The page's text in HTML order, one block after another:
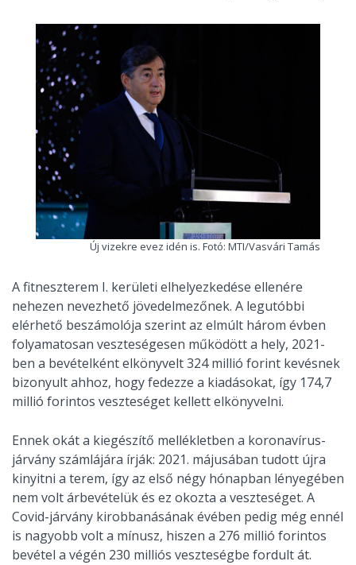
Új vizekre evez idén is. Fotó: MTI/Vasvári Tamás
A fitneszterem I. kerületi elhelyezkedése ellenére
nehezen nevezhető jövedelmezőnek. A legutóbbi
elérhető beszámolója szerint az elmúlt három évben
folyamatosan veszteségesen működött a hely, 2021-
ben a bevételként elkönyvelt 324 millió forint kevésnek
bizonyult ahhoz, hogy fedezze a kiadásokat, így 174,7
millió forintos veszteséget kellett elkönyvelni.
Ennek okát a kiegészítő mellékletben a koronavírus-
járvány számlájára írják: 2021. májusában tudott újra
kinyitni a terem, így az első négy hónapban lényegében
nem volt árbevételük és ez okozta a veszteséget. A
Covid-járvány kirobbanásának évében pedig még ennél
is nagyobb volt a mínusz, hiszen a 276 millió forintos
bevétel a végén 230 milliós veszteségbe fordult át.